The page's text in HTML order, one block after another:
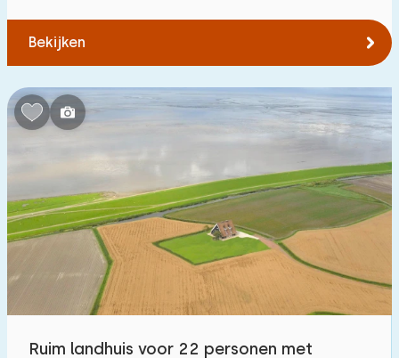
Minimaal aantal
Slaapkamers:
1 2
Badkamers:
1 2 3 4 5
Afstanden
Bekijken
Ruim landhuis voor 22 personen met